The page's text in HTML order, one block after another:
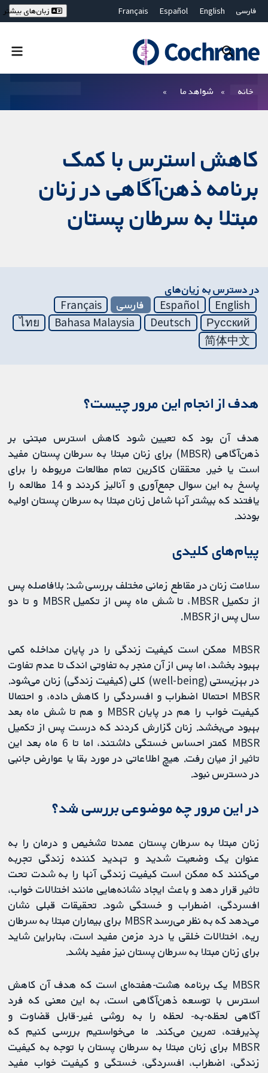
فارسی English
Español
Français
Bahasa Malaysia
ไทย
繁體中文
زبان‌های بیشتر
خانه شواهد ما
کاهش استرس با کمک
برنامه ذهن‌آگاهی در زنان
مبتلا به سرطان پستان
در دسترس به زیان‌های
English
Español فارسی
Français
Русский
Deutsch
Bahasa Malaysia
ไทย
简体中文
هدف از انجام این مرور چیست؟
هدف آن بود که تعیین شود کاهش استرس مبتنی بر
ذهن‌آگاهی (MBSR) برای زنان مبتلا به سرطان پستان مفید
است یا خیر. محققان کاکرین تمام مطالعات مربوطه را برای
پاسخ به این سوال جمع‌آوری و آنالیز کردند و 14 مطالعه را
یافتند که بیشتر آنها شامل زنان مبتلا به سرطان پستان اولیه
بودند.
پیام‌های کلیدی
سلامت زنان در مقاطع زمانی مختلف بررسی شد: بلافاصله پس
از تکمیل MBSR، تا شش ماه پس از تکمیل MBSR و تا دو
سال پس از MBSR.
MBSR ممکن است کیفیت زندگی را در پایان مداخله کمی
بهبود بخشد، اما پس از آن منجر به تفاوتی اندک تا عدم تفاوت
در بهزیستی (well-being) کلی (کیفیت زندگی) زنان می‌شود.
MBSR احتمالا اضطراب و افسردگی را کاهش داده، و احتمالا
کیفیت خواب را هم در پایان MBSR و هم تا شش ماه بعد
بهبود می‌بخشد. زنان گزارش کردند که درست پس از تکمیل
MBSR کمتر احساس خستگی داشتند، اما تا 6 ماه بعد این
تاثیر از میان رفت. هیچ اطلاعاتی در مورد بقا یا عوارض جانبی
در دسترس نبود.
در این مرور چه موضوعی بررسی شد؟
زنان مبتلا به سرطان پستان عمدتا تشخیص و درمان را به
عنوان یک وضعیت شدید و تهدید کننده زندگی تجربه
می‌کنند که ممکن است کیفیت زندگی آنها را به شدت تحت
تاثیر قرار دهد و باعث ایجاد نشانه‌هایی مانند اختلالات خواب،
افسردگی، اضطراب و خستگی شود. تحقیقات قبلی نشان
می‌دهد که به نظر می‌رسد MBSR برای بیماران مبتلا به سرطان
ریه، اختلالات خلقی یا درد مزمن مفید است، بنابراین شاید
برای زنان مبتلا به سرطان پستان نیز مفید باشد.
MBSR یک برنامه هشت-هفته‌ای است که هدف آن کاهش
استرس با توسعه ذهن‌آگاهی است، به این معنی که فرد
آگاهی لحظه-به- لحظه را به روشی غیر-قابل قضاوت و
پذیرفته، تمرین می‌کند. ما می‌خواستیم بررسی کنیم که
MBSR برای زنان مبتلا به سرطان پستان با توجه به کیفیت
زندگی، اضطراب، افسردگی، خستگی و کیفیت خواب مفید